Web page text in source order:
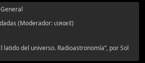
General
(Moderador: ιѕяαєℓ)
latido del universo. Radioastronomía”, por Sol